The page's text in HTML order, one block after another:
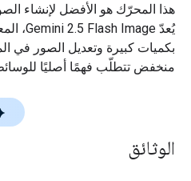
هذا المحرّك هو الأفضل لإنشاء
بكميات كبيرة وتعديل الصور في
منخفض تتطلّب فهمًا أصليًا
الوثائق